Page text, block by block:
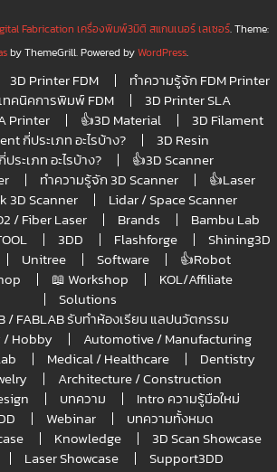
Fabrication เครื่องพิมพ์3มิติ สแกนเนอร์ เลเซอร์. Theme:
by ThemeGrill. Powered byWordPress.
3D Printer FDM
ทำความรู้จัก FDM Printer
ทคนิคการพิมพ์ FDM
3D Printer SLA
Printer
👍3D Material
3D Filament
กี่ประเภท อะไรบ้าง?
3D Resin
ระเภท อะไรบ้าง?
👍3D Scanner
ทำความรู้จัก 3D Scanner
👍Laser
3D Scanner
Lidar / Space Scanner
/ Fiber Laser
Brands
Bambu Lab
3DD Flashforge
Shining3D
Unitree Software
👍Robot
📖 Workshop
KOL/Affiliate
Solutions
/ FABLAB รับทำห้องเรียน แลปนวัตกรรม
/ Hobby
Automotive / Manufacturing
Medical / Healthcare
Dentistry
Architecture / Construction
บทความ
Intro ความรู้มือใหม่
Webinar
บทความทั้งหมด
Knowledge
3D Scan Showcase
Laser Showcase
Support3DD